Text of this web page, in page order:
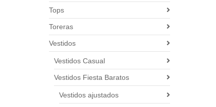
Tops
Toreras
Vestidos
Vestidos Casual
Vestidos Fiesta Baratos
Vestidos ajustados